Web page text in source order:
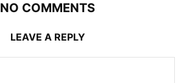
NO COMMENTS
LEAVE A REPLY